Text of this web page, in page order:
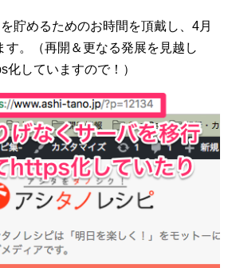
貯めるためのお時間を頂戴し、4月
す。（再開＆更なる発展を見越し
していますので！）